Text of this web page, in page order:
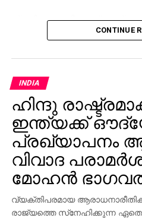
പ്രതികാരത്തിലാണ് ഇന്ന്
കാത്തുനിന്നത്.
പുറത്തെടുത്ത് കഴുത്തിലും
കുത്തുകയായിരുന്നു. തുടര്‍ന്ന്
ശ്രമിച്ച പ്രതിയെ നാട്ടുകാര്‍
പൊലീസില്‍ ഏല്‍പ്പിച്ചത്.
ഗുരുതരമായി പരിക്കേറ്റ
രക്ഷിക്കാനായില്ല.
പൊലീസ് കേസ് രജിസ്റ്റര്‍
ആരംഭിച്ചു.
CONTINUE
INDIA
ഹിന്ദു
ഇന്ത്യക്ക്
പ്രഖ്യാപനം
വിവാദ
മോഹന്‍
വ്യക്തിപരമായ
രാജ്യത്തെ സ്‌നേഹിക്കുന്ന